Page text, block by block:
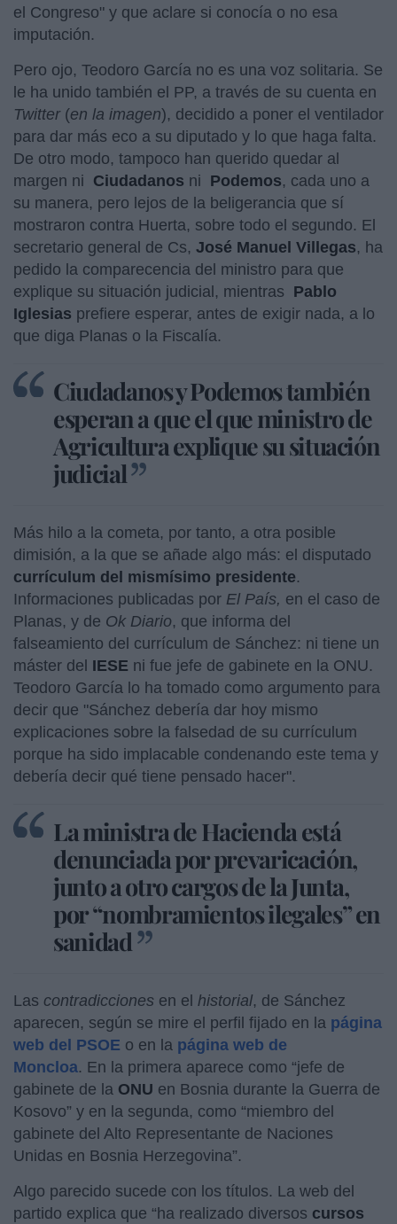
el Congreso" y que aclare si conocía o no esa
imputación.
Pero ojo, Teodoro García no es una voz solitaria. Se
le ha unido también el PP, a través de su cuenta en
Twitter (en la imagen), decidido a poner el ventilador
para dar más eco a su diputado y lo que haga falta.
De otro modo, tampoco han querido quedar al
margen ni Ciudadanos ni Podemos, cada uno a
su manera, pero lejos de la beligerancia que sí
mostraron contra Huerta, sobre todo el segundo. El
secretario general de Cs, José Manuel Villegas, ha
pedido la comparecencia del ministro para que
explique su situación judicial, mientras Pablo
Iglesias prefiere esperar, antes de exigir nada, a lo
que diga Planas o la Fiscalía.
Ciudadanos y Podemos también
esperan a que el que ministro de
Agricultura explique su situación
judicial
Más hilo a la cometa, por tanto, a otra posible
dimisión, a la que se añade algo más: el disputado
currículum del mismísimo presidente.
Informaciones publicadas por El País, en el caso de
Planas, y de Ok Diario, que informa del
falseamiento del currículum de Sánchez: ni tiene un
máster del IESE ni fue jefe de gabinete en la ONU.
Teodoro García lo ha tomado como argumento para
decir que "Sánchez debería dar hoy mismo
explicaciones sobre la falsedad de su currículum
porque ha sido implacable condenando este tema y
debería decir qué tiene pensado hacer".
La ministra de Hacienda está
denunciada por prevaricación,
junto a otro cargos de la Junta,
por “nombramientos ilegales” en
sanidad
Las contradicciones en el historial, de Sánchez
aparecen, según se mire el perfil fijado en la página
web del PSOE o en la página web de
Moncloa. En la primera aparece como “jefe de
gabinete de la ONU en Bosnia durante la Guerra de
Kosovo” y en la segunda, como “miembro del
gabinete del Alto Representante de Naciones
Unidas en Bosnia Herzegovina”.
Algo parecido sucede con los títulos. La web del
partido explica que “ha realizado diversos cursos